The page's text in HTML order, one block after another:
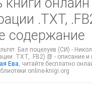
.TXT,
содержание
Бал поцелуев (СИ) -
.TXT, .FB2) 📗 - описание и
Ева, читайте бесплатно
online-knigi.org